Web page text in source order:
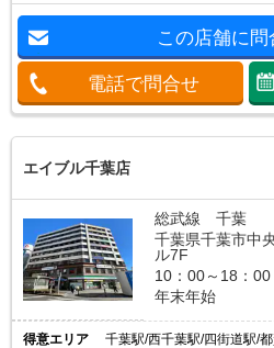
この店舗に問
電話で問合せ
エイブル千葉店
総武線 千葉
千葉県千葉市中
ル7F
10：00～18：00
年末年始
得意エリア 千葉駅/西千葉駅/四街道駅/